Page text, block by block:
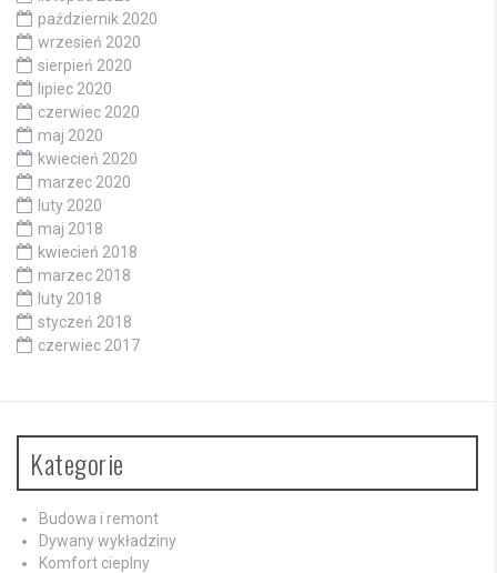
październik 2020
wrzesień 2020
sierpień 2020
lipiec 2020
czerwiec 2020
maj 2020
kwiecień 2020
marzec 2020
luty 2020
maj 2018
kwiecień 2018
marzec 2018
luty 2018
styczeń 2018
czerwiec 2017
Kategorie
Budowa i remont
Dywany wykładziny
Komfort cieplny